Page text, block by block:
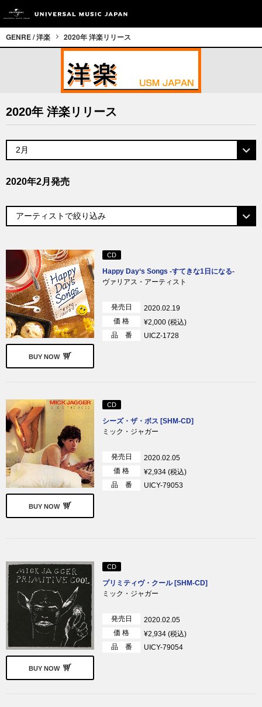
GENRE / 洋楽 2020年 洋楽リリース
2020年 洋楽リリース
2020年2月発売
BUY NOW
CD
Happy Day‘s Songs -すてきな1日になる-
ヴァリアス・アーティスト
発売日
2020.02.19
価 格
¥2,000 (税込)
品 番
UICZ-1728
BUY NOW
CD
シーズ・ザ・ボス [SHM-CD]
ミック・ジャガー
発売日
2020.02.05
価 格
¥2,934 (税込)
品 番
UICY-79053
BUY NOW
CD
プリミティヴ・クール [SHM-CD]
ミック・ジャガー
発売日
2020.02.05
価 格
¥2,934 (税込)
品 番
UICY-79054